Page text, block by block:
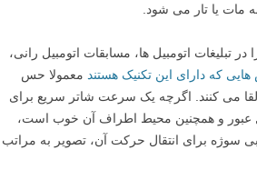
یا تار می شود.
تبلیغات اتومبیل ها، مسابقات اتومبیل رانی،
که دارای این تکنیک هستند معمولا حس
می کنند. اگرچه یک سرعت شاتر سریع برای
عبور و همچنین محیط اطراف آن خوب است،
سوژه برای انتقال حرکت آن، تصویر به مراتب